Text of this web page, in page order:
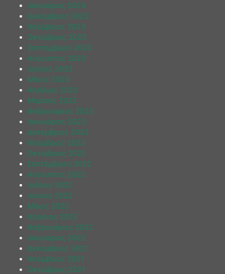
Ιανουάριος 2024
Δεκέμβριος 2023
Νοέμβριος 2023
Οκτώβριος 2023
Σεπτέμβριος 2023
Αύγουστος 2023
Ιούλιος 2023
Μάιος 2023
Απρίλιος 2023
Μάρτιος 2023
Φεβρουάριος 2023
Ιανουάριος 2023
Δεκέμβριος 2022
Νοέμβριος 2022
Οκτώβριος 2022
Σεπτέμβριος 2022
Αύγουστος 2022
Ιούλιος 2022
Ιούνιος 2022
Μάιος 2022
Απρίλιος 2022
Φεβρουάριος 2022
Ιανουάριος 2022
Δεκέμβριος 2021
Νοέμβριος 2021
Οκτώβριος 2021